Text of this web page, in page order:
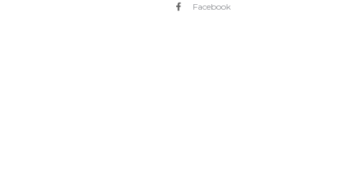
Facebook